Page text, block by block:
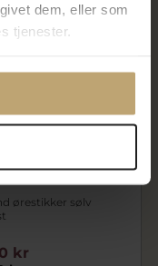
dem, eller som
tjenester.
ørestikker sølv
kr